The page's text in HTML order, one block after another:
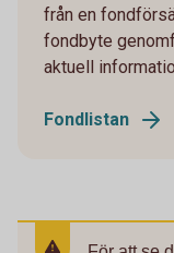
från en
fondbyte
aktuell
Fondlistan